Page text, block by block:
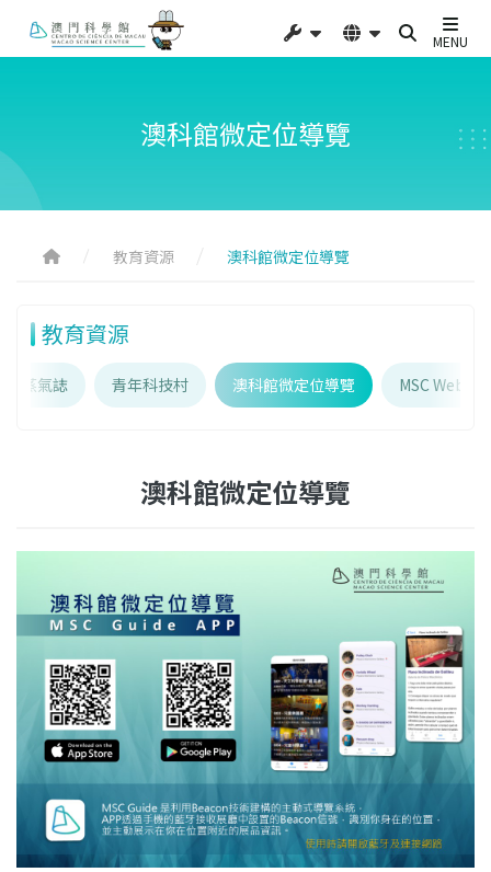
MENU
澳科館微定位導覽
教育資源 澳科館微定位導覽
教育資源
蒸氣誌 青年科技村 澳科館微定位導覽 MSC WebAR
澳科館微定位導覽